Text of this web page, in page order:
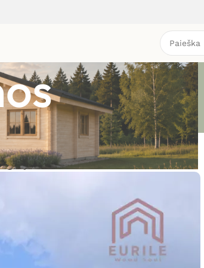
pamatai?